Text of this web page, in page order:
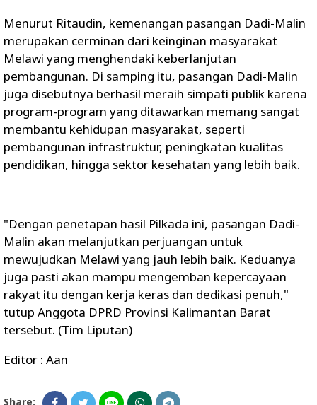
Menurut Ritaudin, kemenangan pasangan Dadi-Malin
merupakan cerminan dari keinginan masyarakat
Melawi yang menghendaki keberlanjutan
pembangunan. Di samping itu, pasangan Dadi-Malin
juga disebutnya berhasil meraih simpati publik karena
program-program yang ditawarkan memang sangat
membantu kehidupan masyarakat, seperti
pembangunan infrastruktur, peningkatan kualitas
pendidikan, hingga sektor kesehatan yang lebih baik.
"Dengan penetapan hasil Pilkada ini, pasangan Dadi-
Malin akan melanjutkan perjuangan untuk
mewujudkan Melawi yang jauh lebih baik. Keduanya
juga pasti akan mampu mengemban kepercayaan
rakyat itu dengan kerja keras dan dedikasi penuh,"
tutup Anggota DPRD Provinsi Kalimantan Barat
tersebut. (Tim Liputan)
Editor : Aan
Share: